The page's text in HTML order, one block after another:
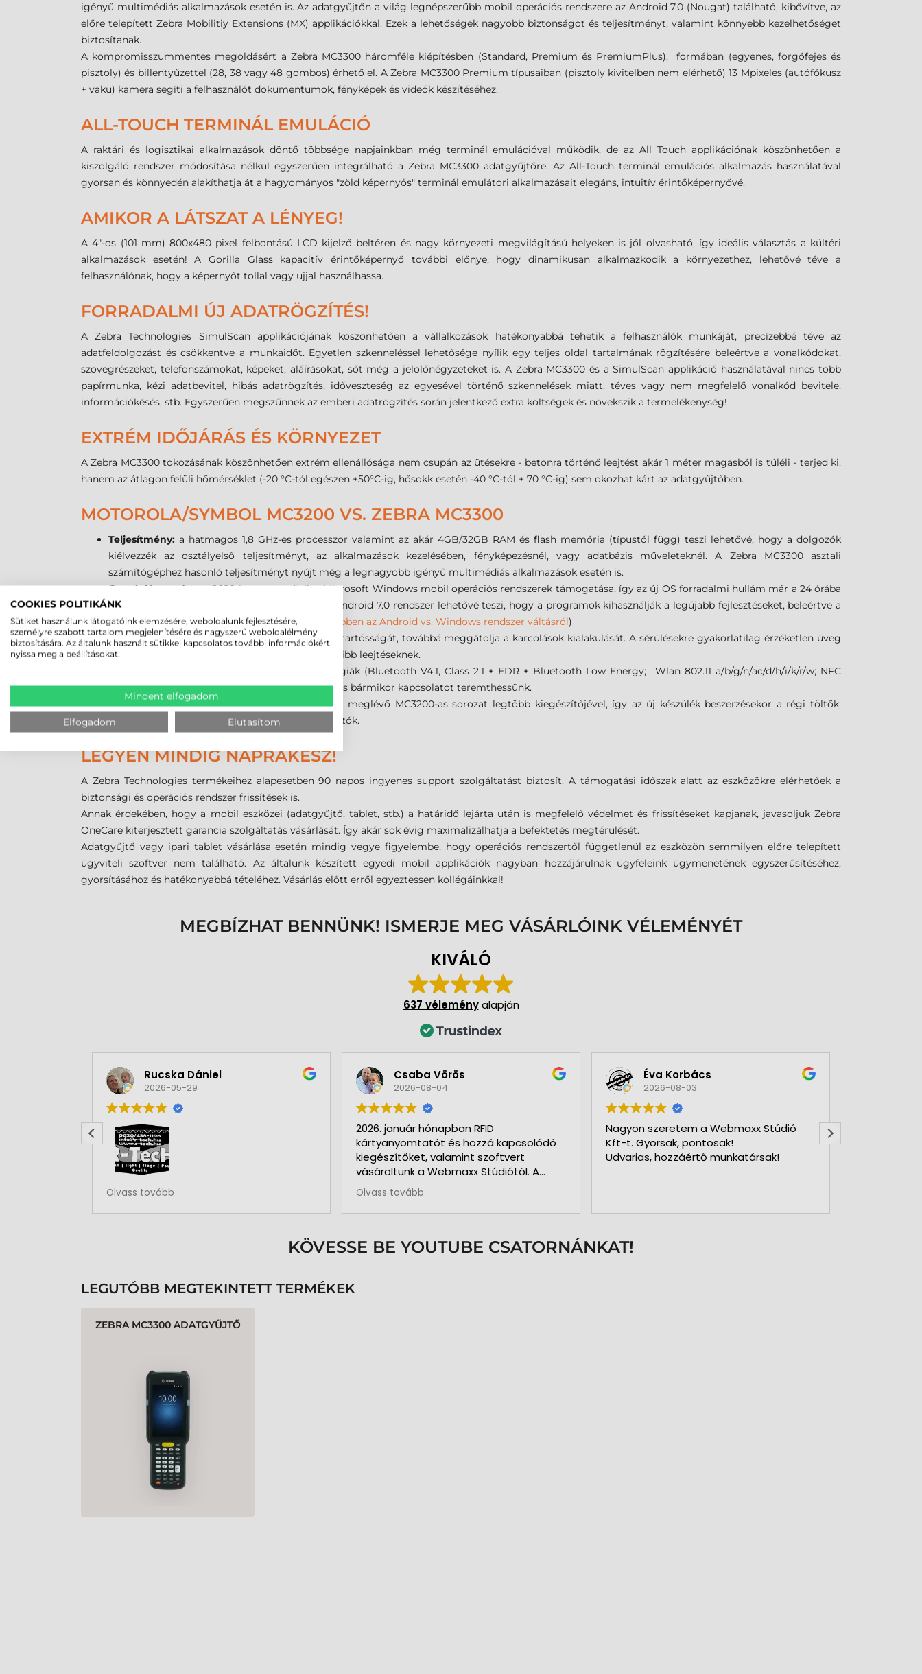
igényű multimédiás alkalmazások esetén is. Az adatgyűjtőn a világ legnépszerűbb mobil operációs rendszere az Android 7.0 (Nougat) található, kibővítve, az
előre telepített Zebra Mobilitiy Extensions (MX) applikációkkal. Ezek a lehetőségek nagyobb biztonságot és teljesítményt, valamint könnyebb kezelhetőséget
biztosítanak.
A kompromisszummentes megoldásért a Zebra MC3300 háromféle kiépítésben (Standard, Premium és PremiumPlus), formában (egyenes, forgófejes és
pisztoly) és billentyűzettel (28, 38 vagy 48 gombos) érhető el. A Zebra MC3300 Premium típusaiban (pisztoly kivitelben nem elérhető) 13 Mpixeles (autófókusz
+ vaku) kamera segíti a felhasználót dokumentumok, fényképek és videók készítéséhez.
ALL-TOUCH TERMINÁL EMULÁCIÓ
A raktári és logisztikai alkalmazások döntő többsége napjainkban még terminál emulációval működik, de az All Touch applikációnak köszönhetően a
kiszolgáló rendszer módosítása nélkül egyszerűen integrálható a Zebra MC3300 adatgyűjtőre. Az All-Touch terminál emulációs alkalmazás használatával
gyorsan és könnyedén alakíthatja át a hagyományos "zöld képernyős" terminál emulátori alkalmazásait elegáns, intuitív érintőképernyővé.
AMIKOR A LÁTSZAT A LÉNYEG!
A 4"-os (101 mm) 800x480 pixel felbontású LCD kijelző beltéren és nagy környezeti megvilágítású helyeken is jól olvasható, így ideális választás a kültéri
alkalmazások esetén! A Gorilla Glass kapacitív érintőképernyő további előnye, hogy dinamikusan alkalmazkodik a környezethez, lehetővé téve a
felhasználónak, hogy a képernyőt tollal vagy ujjal használhassa.
FORRADALMI ÚJ ADATRÖGZÍTÉS!
A Zebra Technologies SimulScan applikációjának köszönhetően a vállalkozások hatékonyabbá tehetik a felhasználók munkáját, precízebbé téve az
adatfeldolgozást és csökkentve a munkaidőt. Egyetlen szkenneléssel lehetősége nyílik egy teljes oldal tartalmának rögzítésére beleértve a vonalkódokat,
szövegrészeket, telefonszámokat, képeket, aláírásokat, sőt még a jelölőnégyzeteket is. A Zebra MC3300 és a SimulScan applikáció használatával nincs több
papírmunka, kézi adatbevitel, hibás adatrögzítés, időveszteség az egyesével történő szkennelések miatt, téves vagy nem megfelelő vonalkód bevitele,
információkésés, stb. Egyszerűen megszűnnek az emberi adatrögzítés során jelentkező extra költségek és növekszik a termelékenység!
EXTRÉM IDŐJÁRÁS ÉS KÖRNYEZET
A Zebra MC3300 tokozásának köszönhetően extrém ellenállósága nem csupán az ütésekre - betonra történő leejtést akár 1 méter magasból is túléli - terjed ki,
hanem az átlagon felüli hőmérséklet (-20 °C-tól egészen +50°C-ig, hősokk esetén -40 °C-tól + 70 °C-ig) sem okozhat kárt az adatgyűjtőben.
MOTOROLA/SYMBOL MC3200 VS. ZEBRA MC3300
Teljesítmény: a hatmagos 1,8 GHz-es processzor valamint az akár 4GB/32GB RAM és flash memória (típustól függ) teszi lehetővé, hogy a dolgozók
kiélvezzék az osztályelső teljesítményt, az alkalmazások kezelésében, fényképezésnél, vagy adatbázis műveleteknél. A Zebra MC3300 asztali
számítógéphez hasonló teljesítményt nyújt még a legnagyobb igényű multimédiás alkalmazások esetén is.
Operációs rendszer:2020-ban megszűnik a Microsoft Windows mobil operációs rendszerek támogatása, így az új OS forradalmi hullám már a 24 órába
lépett. A Zebra MC3300 terminálon a legújabb Android 7.0 rendszer lehetővé teszi, hogy a programok kihasználják a legújabb fejlesztéseket, beleértve a
fokozott rugalmasságot és a biztonságot. (
Bővebben az Android vs. Windows rendszer váltásról)
Kijelző:a Gorilla Glass kijelző növeli a szkenner tartósságát, továbbá meggátolja a karcolások kialakulását. A sérülésekre gyakorlatilag érzéketlen üveg
törés vagy karcolódás nélkül ellenáll a leggyakoribb leejtéseknek.
a legújabb vezeték nélküli technológiák (Bluetooth V4.1, Class 2.1 + EDR + Bluetooth Low Energy; Wlan 802.11 a/b/g/n/ac/d/h/i/k/r/w; NFC
(típstól függ) állnak rendelkezésre, hogy bárhol és bármikor kapcsolatot teremthessünk.
Kompatibilitás:a Zebra MC3300 kompatibilis a meglévő MC3200-as sorozat legtöbb kiegészítőjével, így az új készülék beszerzésekor a régi töltők,
káblek, stb. is megtarthatók és tovább használhatók.
LEGYEN MINDIG NAPRAKÉSZ!
A Zebra Technologies termékeihez alapesetben 90 napos ingyenes support szolgáltatást biztosít. A támogatási időszak alatt az eszközökre elérhetőek a
biztonsági és operációs rendszer frissítések is.
Annak érdekében, hogy a mobil eszközei (adatgyűjtő, tablet, stb.) a határidő lejárta után is megfelelő védelmet és frissítéseket kapjanak, javasoljuk Zebra
OneCare kiterjesztett garancia szolgáltatás vásárlását. Így akár sok évig maximalizálhatja a befektetés megtérülését.
Adatgyűjtő vagy ipari tablet vásárlása esetén mindig vegye figyelembe, hogy operációs rendszertől függetlenül az eszközön semmilyen előre telepített
ügyviteli szoftver nem található. Az általunk készített egyedi mobil applikációk nagyban hozzájárulnak ügyfeleink ügymenetének egyszerűsítéséhez,
gyorsításához és hatékonyabbá tételéhez. Vásárlás előtt erről egyeztessen kollégáinkkal!
MEGBÍZHAT BENNÜNK! ISMERJE MEG VÁSÁRLÓINK VÉLEMÉNYÉT
KIVÁLÓ
637 véleményalapján
Rucska Dániel
2026-05-29
Rendben volt a rendelésem
Olvass tovább
Csaba Vörös
2026-08-04
2026. január hónapban RFID
kártyanyomtatót és hozzá kapcsolódó
kiegészítőket, valamint szoftvert
vásároltunk a Webmaxx Stúdiótól. A
beszerzés megkezdése előtt segítettek
az igényeink szerinti típus
kiválasztásában. Minden rendben és
személyesen üzemelte be a nyomtatót
és a hozzá kapcsolódó szoftvert. Pár
Olvass tovább
Éva Korbács
2026-08-03
Nagyon szeretem a Webmaxx Stúdió
Kft-t. Gyorsak, pontosak!
Udvarias, hozzáértő munkatársak!
KÖVESSE BE YOUTUBE CSATORNÁNKAT!
LEGUTÓBB MEGTEKINTETT TERMÉKEK
ZEBRA MC3300 ADATGYŰJTŐ
COOKIES POLITIKÁNK
Sütiket használunk látogatóink elemzésére, weboldalunk fejlesztésére,
személyre szabott tartalom megjelenítésére és nagyszerű weboldalélmény
biztosítására. Az általunk használt sütikkel kapcsolatos további információkért
nyissa meg a beállításokat.
Mindent elfogadom
Elfogadom Elutasítom